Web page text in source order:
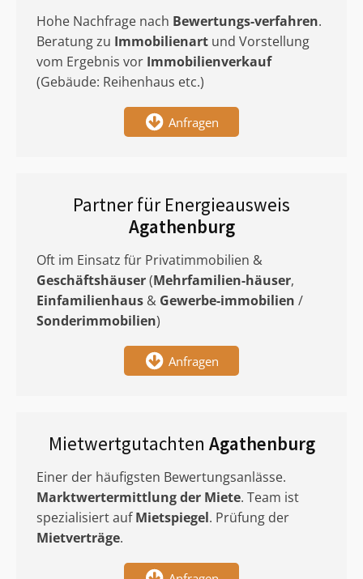
Hohe Nachfrage nach Bewertungs-verfahren.
Beratung zu Immobilienart und Vorstellung
vom Ergebnis vor Immobilienverkauf
(Gebäude: Reihenhaus etc.)
Anfragen
Partner für Energieausweis
Agathenburg
Oft im Einsatz für Privatimmobilien &
Geschäftshäuser(Mehrfamilien-häuser,
Einfamilienhaus & Gewerbe-immobilien /
Sonderimmobilien)
Anfragen
Mietwertgutachten Agathenburg
Einer der häufigsten Bewertungsanlässe.
Marktwertermittlungder Miete. Team ist
spezialisiert aufMietspiegel. Prüfung der
Mietverträge.